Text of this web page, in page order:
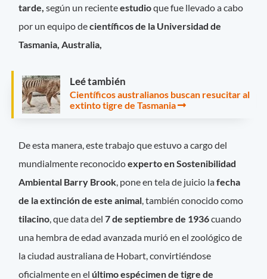
tarde, según un recienteestudioque fue llevado a cabo
por un equipo decientíficos de la Universidad de
Tasmania, Australia,
Leé también
Científicos australianos buscan resucitar al
extinto tigre de Tasmania
De esta manera, este trabajo que estuvo a cargo del
mundialmente reconocidoexperto en Sostenibilidad
Ambiental Barry Brook, pone en tela de juicio lafecha
de la extinción de este animal, también conocido como
tilacino, que data del7 de septiembre de 1936cuando
una hembra de edad avanzada murió en el zoológico de
la ciudad australiana de Hobart, convirtiéndose
oficialmente en el último espécimen de tigre de